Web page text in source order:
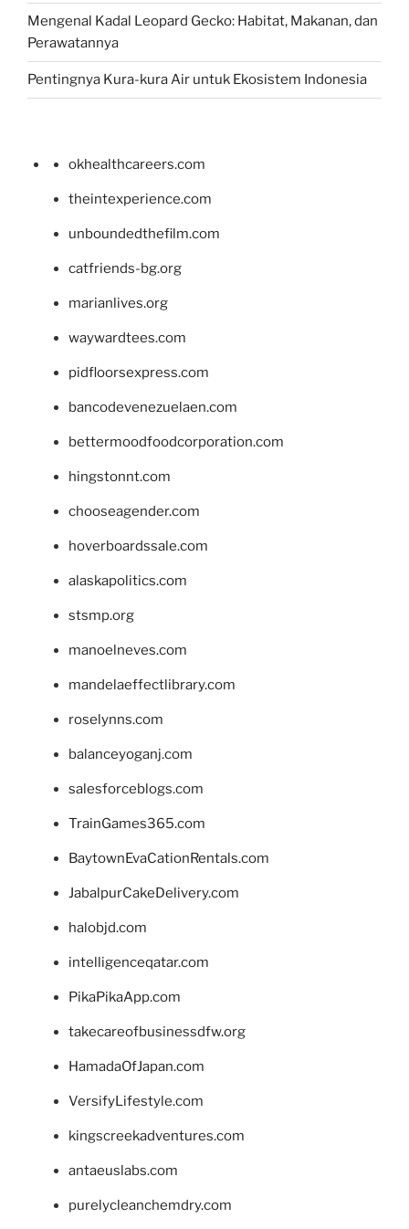
Mengenal Kadal Leopard Gecko: Habitat, Makanan, dan
Perawatannya
Pentingnya Kura-kura Air untuk Ekosistem Indonesia
okhealthcareers.com
theintexperience.com
unboundedthefilm.com
catfriends-bg.org
marianlives.org
waywardtees.com
pidfloorsexpress.com
bancodevenezuelaen.com
bettermoodfoodcorporation.com
hingstonnt.com
chooseagender.com
hoverboardssale.com
alaskapolitics.com
stsmp.org
manoelneves.com
mandelaeffectlibrary.com
roselynns.com
balanceyoganj.com
salesforceblogs.com
TrainGames365.com
BaytownEvaCationRentals.com
JabalpurCakeDelivery.com
halobjd.com
intelligenceqatar.com
PikaPikaApp.com
takecareofbusinessdfw.org
HamadaOfJapan.com
VersifyLifestyle.com
kingscreekadventures.com
antaeuslabs.com
purelycleanchemdry.com